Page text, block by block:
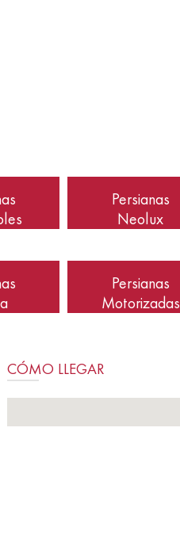
Persianas
Neolux
Persianas
Motorizadas
CÓMO LLEGAR